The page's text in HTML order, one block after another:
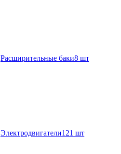
Расширительные баки8 шт
Электродвигатели121 шт